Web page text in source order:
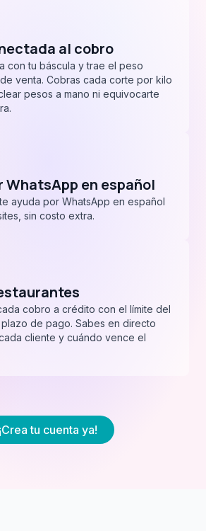
al cobro
con tu báscula y trae el peso
venta. Cobras cada corte por kilo
pesos a mano ni equivocarte
WhatsApp en español
ayuda por WhatsApp en español
sin costo extra.
cobro a crédito con el límite del
de pago. Sabes en directo
cliente y cuándo vence el
¡Crea tu cuenta ya!